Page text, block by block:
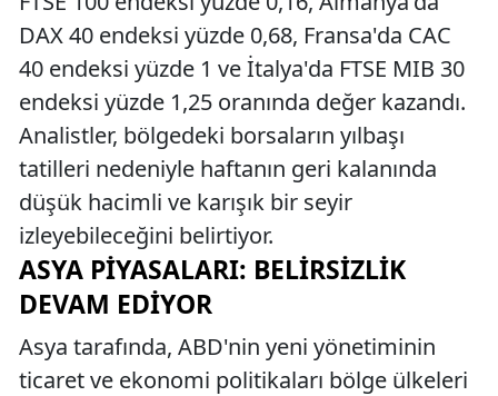
DAX 40 endeksi yüzde 0,68, Fransa'da CAC
40 endeksi yüzde 1 ve İtalya'da FTSE MIB 30
endeksi yüzde 1,25 oranında değer kazandı.
Analistler, bölgedeki borsaların yılbaşı
tatilleri nedeniyle haftanın geri kalanında
düşük hacimli ve karışık bir seyir
izleyebileceğini belirtiyor.
ASYA PIYASALARI: BELIRSIZLIK
DEVAM EDIYOR
Asya tarafında, ABD'nin yeni yönetiminin
ticaret ve ekonomi politikaları bölge ülkeleri